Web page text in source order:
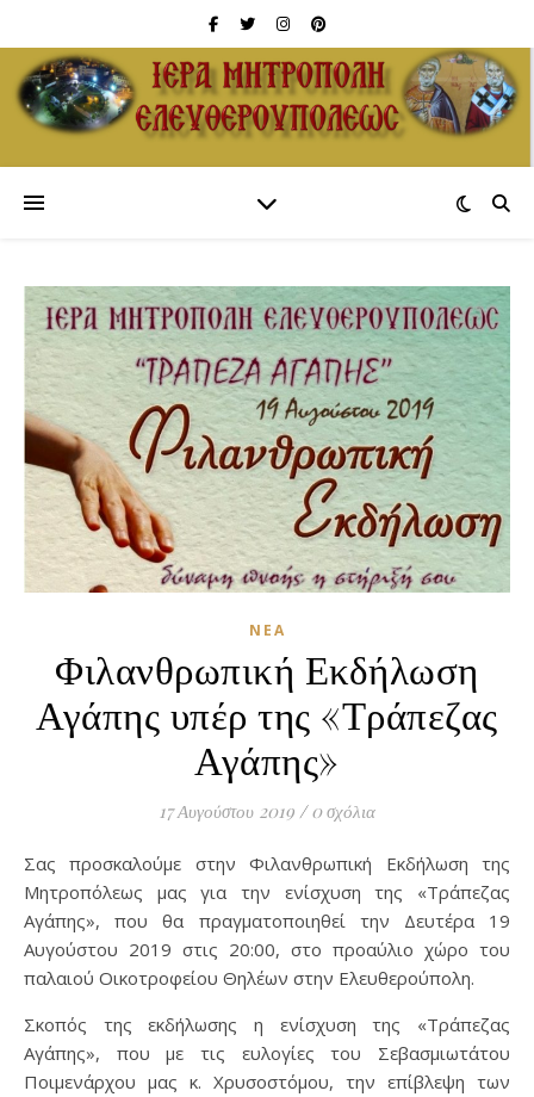
ΝΈΑ
Φιλανθρωπική Εκδήλωση
Αγάπης υπέρ της «Τράπεζας
Αγάπης»
17 Αυγούστου 2019 / 0 σχόλια
Σας προσκαλούμε στην Φιλανθρωπική Εκδήλωση της
Μητροπόλεως μας για την ενίσχυση της «Τράπεζας
Αγάπης», που θα πραγματοποιηθεί την Δευτέρα 19
Αυγούστου 2019 στις 20:00, στο προαύλιο χώρο του
παλαιού Οικοτροφείου Θηλέων στην Ελευθερούπολη.
Σκοπός της εκδήλωσης η ενίσχυση της «Τράπεζας
Αγάπης», που με τις ευλογίες του Σεβασμιωτάτου
Ποιμενάρχου μας κ. Χρυσοστόμου, την επίβλεψη των